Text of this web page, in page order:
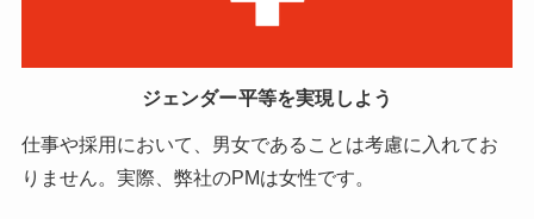
ジェンダー平等を実現しよう
仕事や採用において、男女であることは考慮に入れてお
りません。実際、弊社のPMは女性です。